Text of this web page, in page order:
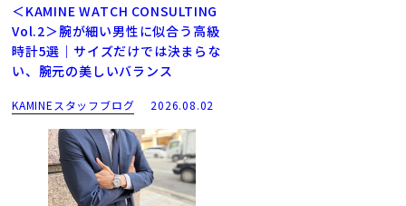
＜KAMINE WATCH CONSULTING
Vol.2＞腕が細い男性に似合う高級
時計5選｜サイズだけでは決まらな
い、腕元の美しいバランス
KAMINEスタッフブログ 2026.08.02